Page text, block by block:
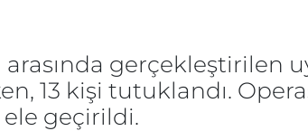
gerçekleştirilen
13 kişi tutuklandı.
geçirildi.